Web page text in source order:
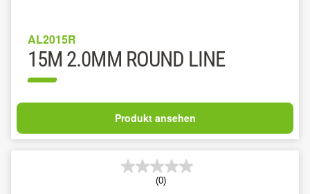
AL2015R
15M 2.0MM ROUND LINE
Produkt ansehen
(0)